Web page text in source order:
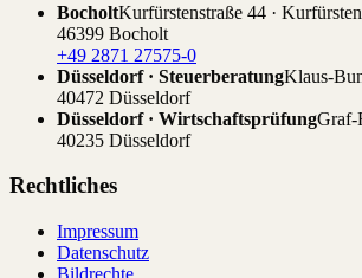
BocholtKurfürstenstraße 44 ·
46399 Bocholt
+49 2871 27575-0
Düsseldorf · SteuerberatungKlaus-
40472 Düsseldorf
Düsseldorf · WirtschaftsprüfungGraf-
40235 Düsseldorf
Rechtliches
Impressum
Datenschutz
Bildrechte